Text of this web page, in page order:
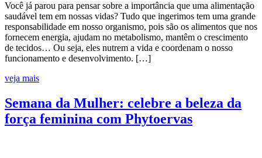
Você já parou para pensar sobre a importância que uma alimentação
saudável tem em nossas vidas? Tudo que ingerimos tem uma grande
responsabilidade em nosso organismo, pois são os alimentos que nos
fornecem energia, ajudam no metabolismo, mantêm o crescimento
de tecidos… Ou seja, eles nutrem a vida e coordenam o nosso
funcionamento e desenvolvimento. […]
veja mais
Semana da Mulher: celebre a beleza da
força feminina com Phytoervas